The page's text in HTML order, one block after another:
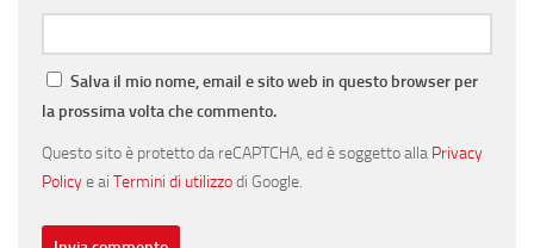
Salva il mio nome, email e sito web in questo browser per
la prossima volta che commento.
Questo sito è protetto da reCAPTCHA, ed è soggetto alla Privacy
Policye ai Termini di utilizzodi Google.